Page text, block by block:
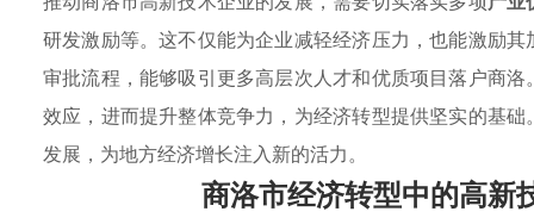
研发激励等。这不仅能为企业减轻经济压力，也能激励
审批流程，能够吸引更多高层次人才和优质项目落户商
效应，进而提升整体竞争力，为经济转型提供坚实的基
发展，为地方经济增长注入新的活力。
商洛市经济转型中的高新